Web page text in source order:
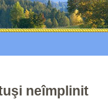
neîmplinit